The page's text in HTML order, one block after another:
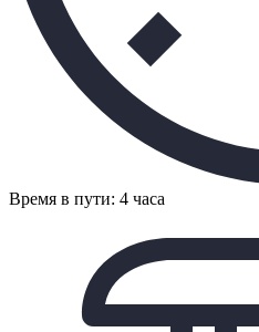
Время в пути: 4 часа